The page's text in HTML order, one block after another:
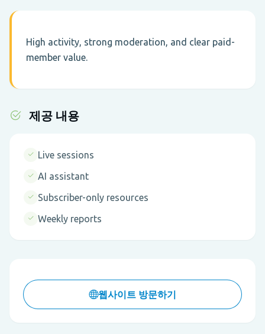
High activity, strong moderation, and clear paid-
member value.
제공 내용
Live sessions
AI assistant
Subscriber-only resources
Weekly reports
웹사이트 방문하기